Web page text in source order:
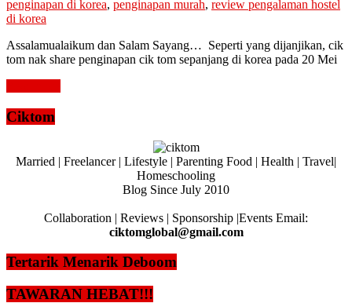
penginapan di korea, penginapan murah, review pengalaman hostel
di korea
Assalamualaikum dan Salam Sayang… Seperti yang dijanjikan, cik
tom nak share penginapan cik tom sepanjang di korea pada 20 Mei
Ciktom
Married | Freelancer | Lifestyle | Parenting Food | Health | Travel|
Homeschooling
Blog Since July 2010
Collaboration | Reviews | Sponsorship |Events Email:
ciktomglobal@gmail.com
Tertarik Menarik Deboom
TAWARAN HEBAT!!!